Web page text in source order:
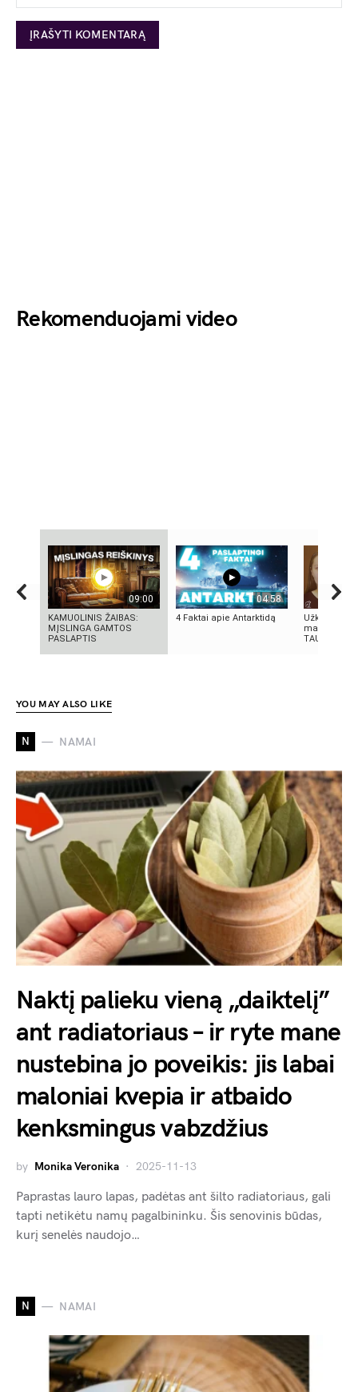
Rekomenduojami video
09:00
KAMUOLINIS ŽAIBAS:
MĮSLINGA GAMTOS
PASLAPTIS
04:58
4 Faktai apie Antarktidą
Užkritę
makiažo
TAU!!! |
YOU MAY ALSO LIKE
N NAMAI
Naktį palieku vieną „daiktelį”
ant radiatoriaus – ir ryte mane
nustebina jo poveikis: jis labai
maloniai kvepia ir atbaido
kenksmingus vabzdžius
by Monika Veronika 2025-11-13
Paprastas lauro lapas, padėtas ant šilto radiatoriaus, gali
tapti netikėtu namų pagalbininku. Šis senovinis būdas,
kurį senelės naudojo…
N NAMAI